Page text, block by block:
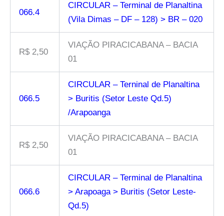
066.4
CIRCULAR – Terminal de Planaltina
(Vila Dimas – DF – 128) > BR – 020
R$ 2,50
VIAÇÃO PIRACICABANA – BACIA
01
066.5
CIRCULAR – Terninal de Planaltina
> Buritis (Setor Leste Qd.5)
/Arapoanga
R$ 2,50
VIAÇÃO PIRACICABANA – BACIA
01
066.6
CIRCULAR – Terminal de Planaltina
> Arapoaga > Buritis (Setor Leste-
Qd.5)